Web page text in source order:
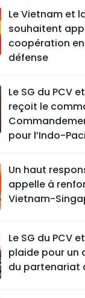
Le Vietnam et
souhaitent
coopération
défense
Le SG du PCV
reçoit le
pour l’Indo-
Un haut
appelle à
Vietnam-
Le SG du PCV
plaide pour un
du partenariat